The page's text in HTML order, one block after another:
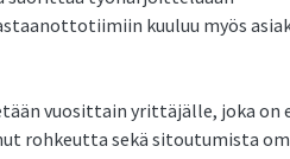
kuuluu myös
vuosittain yrittäjälle, joka on
rohkeutta sekä sitoutumista